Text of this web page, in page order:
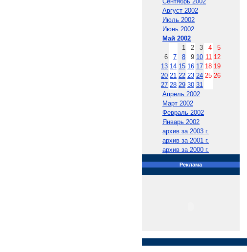
Август 2002
Июль 2002
Июнь 2002
Май 2002
1
2 3 4
5
6
7 8 9 10 11 12
13 14 15 16 17 18 19
20 21 22 23 24 25 26
27 28 29 30 31
Апрель 2002
Март 2002
Февраль 2002
Январь 2002
архив за 2003 г.
архив за 2001 г.
архив за 2000 г.
Реклама